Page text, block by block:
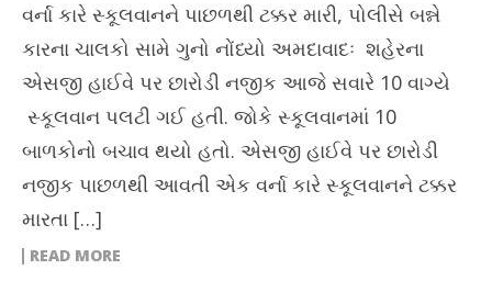
વર્ના કારે સ્કૂલવાનને પાછળથી ટક્કર મારી, પોલીસે બન્ને
કારના ચાલકો સામે ગુનો નોંધ્યો અમદાવાદઃ શહેરના
એસજી હાઈવે પર છારોડી નજીક આજે સવારે 10 વાગ્યે
સ્કૂલવાન પલટી ગઈ હતી. જોકે સ્કૂલવાનમાં 10
બાળકોનો બચાવ થયો હતો. એસજી હાઈવે પર છારોડી
નજીક પાછળથી આવતી એક વર્ના કારે સ્કૂલવાનને ટક્કર
મારતા […]
READ MORE